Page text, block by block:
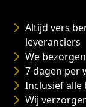
Altijd vers
leveranciers
We
7 dagen per
Inclusief alle
Wij